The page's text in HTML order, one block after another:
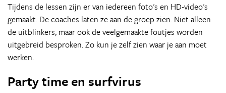
Tijdens de lessen zijn er van iedereen foto's en HD-video's
gemaakt. De coaches laten ze aan de groep zien. Niet alleen
de uitblinkers, maar ook de veelgemaakte foutjes worden
uitgebreid besproken. Zo kun je zelf zien waar je aan moet
werken.
Party time en surfvirus